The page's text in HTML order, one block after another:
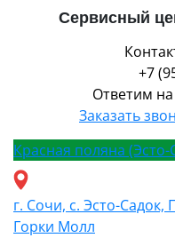
Сервисный
+7
Ответим
Заказать
Красная поляна (Эсто-
г. Сочи, с. Эсто-Садок,
Горки Молл